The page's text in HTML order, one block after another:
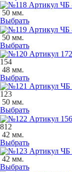
50 мм.
Выбрать
50 мм.
Выбрать
154
48 мм.
Выбрать
123
50 мм.
Выбрать
812
42 мм.
Выбрать
42 мм.
Выбрать